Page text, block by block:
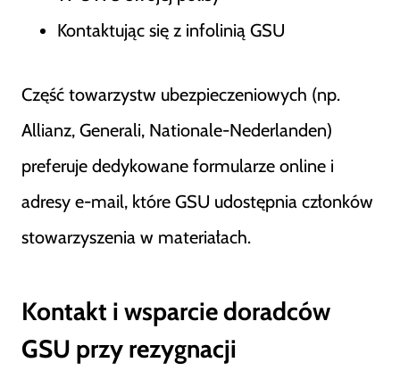
Kontaktując się z infolinią GSU
Część towarzystw ubezpieczeniowych (np.
Allianz, Generali, Nationale-Nederlanden)
preferuje dedykowane formularze online i
adresy e-mail, które GSU udostępnia członków
stowarzyszenia w materiałach.
Kontakt i wsparcie doradców
GSU przy rezygnacji